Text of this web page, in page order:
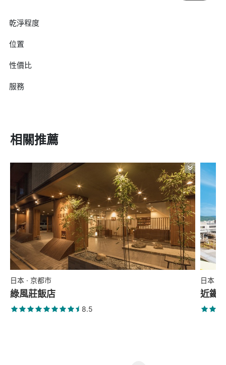
乾淨程度
位置
性價比
服務
相關推薦
日本 · 京都市
綠風莊飯店
8.5
日本 ·
近鐵